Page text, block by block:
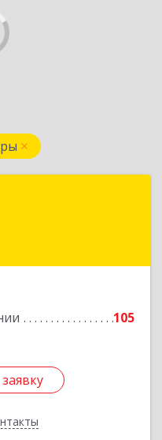
105
Серов г, Ленина ул,